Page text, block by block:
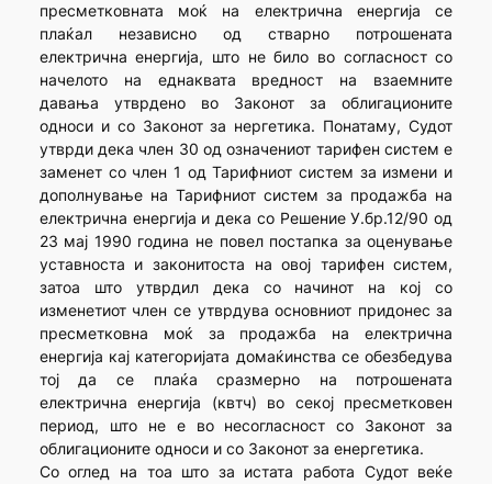
пресметковната моќ на електрична енергија се
плаќал независно од стварно потрошената
електрична енергија, што не било во согласност со
начелото на еднаквата вредност на взаемните
давања утврдено во Законот за облигационите
односи и со Законот за нергетика. Понатаму, Судот
утврди дека член 30 од означениот тарифен систем е
заменет со член 1 од Тарифниот систем за измени и
дополнување на Тарифниот систем за продажба на
електрична енергија и дека со Решение У.бр.12/90 од
23 мај 1990 година не повел постапка за оценување
уставноста и законитоста на овој тарифен систем,
затоа што утврдил дека со начинот на кој со
изменетиот член се утврдува основниот придонес за
пресметковна моќ за продажба на електрична
енергија кај категоријата домаќинства се обезбедува
тој да се плаќа сразмерно на потрошената
електрична енергија (квтч) во секој пресметковен
период, што не е во несогласност со Законот за
облигационите односи и со Законот за енергетика.
Со оглед на тоа што за истата работа Судот веќе